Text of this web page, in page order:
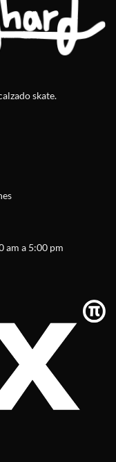
skate.
am a 5:00 pm